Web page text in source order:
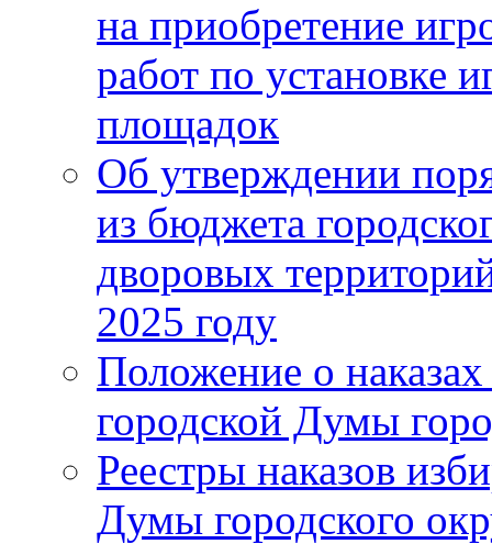
на приобретение
работ по установке
площадок
Об утверждении
из бюджета
дворовых
2025 году
Положение о
городской Думы
Реестры наказов
Думы городского